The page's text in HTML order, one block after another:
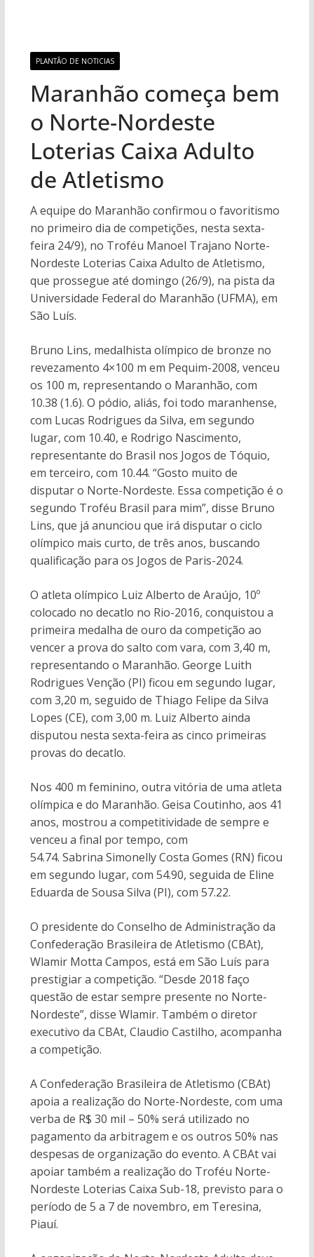
PLANTÃO DE NOTICIAS
Maranhão começa bem
o Norte-Nordeste
Loterias Caixa Adulto
de Atletismo
A equipe do Maranhão confirmou o favoritismo
no primeiro dia de competições, nesta sexta-
feira 24/9), no Troféu Manoel Trajano Norte-
Nordeste Loterias Caixa Adulto de Atletismo,
que prossegue até domingo (26/9), na pista da
Universidade Federal do Maranhão (UFMA), em
São Luís.
Bruno Lins, medalhista olímpico de bronze no
revezamento 4×100 m em Pequim-2008, venceu
os 100 m, representando o Maranhão, com
10.38 (1.6). O pódio, aliás, foi todo maranhense,
com Lucas Rodrigues da Silva, em segundo
lugar, com 10.40, e Rodrigo Nascimento,
representante do Brasil nos Jogos de Tóquio,
em terceiro, com 10.44. “Gosto muito de
disputar o Norte-Nordeste. Essa competição é o
segundo Troféu Brasil para mim”, disse Bruno
Lins, que já anunciou que irá disputar o ciclo
olímpico mais curto, de três anos, buscando
qualificação para os Jogos de Paris-2024.
O atleta olímpico Luiz Alberto de Araújo, 10º
colocado no decatlo no Rio-2016, conquistou a
primeira medalha de ouro da competição ao
vencer a prova do salto com vara, com 3,40 m,
representando o Maranhão. George Luith
Rodrigues Venção (PI) ficou em segundo lugar,
com 3,20 m, seguido de Thiago Felipe da Silva
Lopes (CE), com 3,00 m. Luiz Alberto ainda
disputou nesta sexta-feira as cinco primeiras
provas do decatlo.
Nos 400 m feminino, outra vitória de uma atleta
olímpica e do Maranhão. Geisa Coutinho, aos 41
anos, mostrou a competitividade de sempre e
venceu a final por tempo, com
54.74. Sabrina Simonelly Costa Gomes (RN) ficou
em segundo lugar, com 54.90, seguida de Eline
Eduarda de Sousa Silva (PI), com 57.22.
O presidente do Conselho de Administração da
Confederação Brasileira de Atletismo (CBAt),
Wlamir Motta Campos, está em São Luís para
prestigiar a competição. “Desde 2018 faço
questão de estar sempre presente no Norte-
Nordeste”, disse Wlamir. Também o diretor
executivo da CBAt, Claudio Castilho, acompanha
a competição.
A Confederação Brasileira de Atletismo (CBAt)
apoia a realização do Norte-Nordeste, com uma
verba de R$ 30 mil – 50% será utilizado no
pagamento da arbitragem e os outros 50% nas
despesas de organização do evento. A CBAt vai
apoiar também a realização do Troféu Norte-
Nordeste Loterias Caixa Sub-18, previsto para o
período de 5 a 7 de novembro, em Teresina,
Piauí.